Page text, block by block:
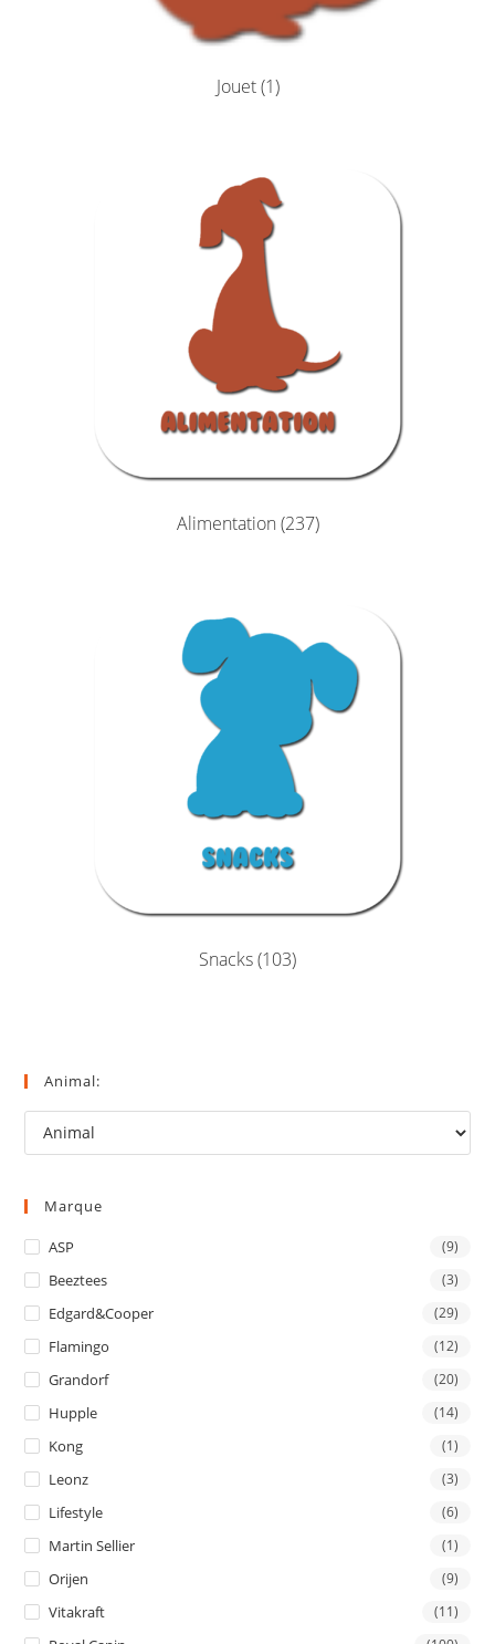
Jouet(1)
Alimentation (237)
Snacks(103)
Animal:
Marque
ASP (9)
Beeztees (3)
Edgard&Cooper (29)
Flamingo (12)
Grandorf (20)
Hupple (14)
Kong (1)
Leonz (3)
Lifestyle (6)
Martin Sellier (1)
Orijen (9)
Vitakraft (11)